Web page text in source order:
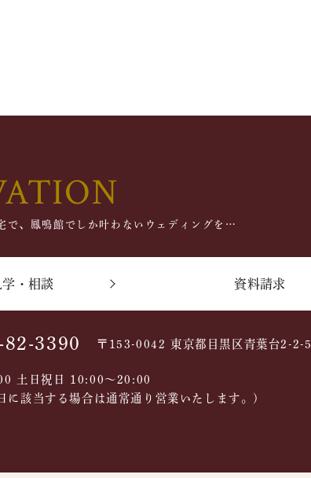
で、鳳鳴館でしか叶わないウェディングを…
・相談 資料請求
3390 〒153-0042 東京都目黒区青葉台2-2-5
土日祝日 10:00〜20:00
該当する場合は通常通り営業いたします。)